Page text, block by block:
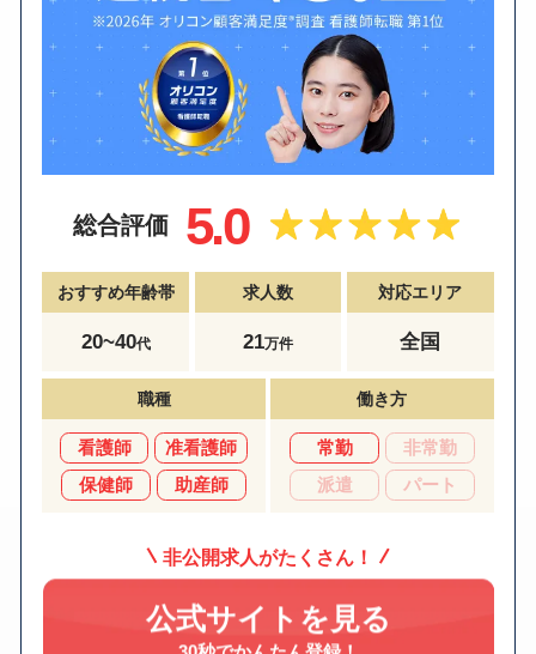
総合評価 5.0
おすすめ年齢帯
20~40代
求人数
21万件
対応エリア
全国
職種
看護師
准看護師
保健師
助産師
働き方
常勤
非常勤
派遣
パート
非公開求人がたくさん！
公式サイトを見る
30秒でかんたん登録！